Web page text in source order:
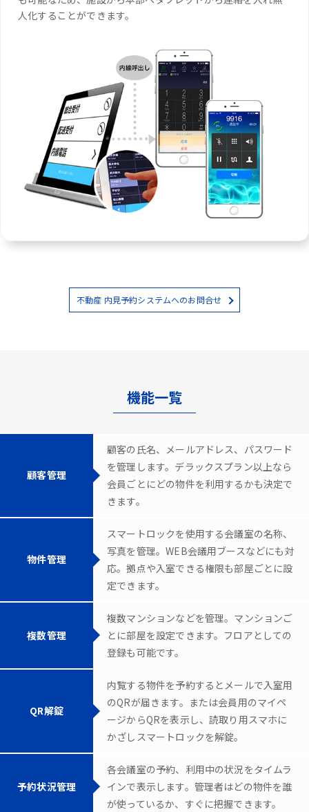
人化することができます。
不動産 内見予約システムへのお問合せ
機能一覧
顧客管理
顧客の氏名、メールアドレス、パスワード
を管理します。デラックスプラン以上なら
会員ごとにどの物件を利用するかも決定で
きます。
物件管理
スマートロックを使用する会議室の名称、
写真を管理。WEB会議用ブースなどにも対
応。拠点や入室できる権限も部屋ごとに設
定できます。
複数管理
複数マンションなどを管理。マンションご
とに部屋を設定できます。フロアとしての
登録も可能です。
QR解錠
内覧する物件を予約するとメールで入室用
のQRが届きます。または会員用のマイペ
ージからQRを表示し、読取り用スマホに
かざしスマートロックを解錠。
予約状況管理
各会議室の予約、利用中の状況をタイムラ
インで表示します。管理者はどの物件を誰
が使っているか、すぐに把握できます。